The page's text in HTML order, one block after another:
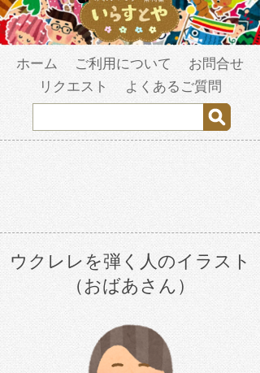
ホーム ご利用について
お問合せ
リクエスト
よくあるご質問
ウクレレを弾く人のイラスト
（おばあさん）